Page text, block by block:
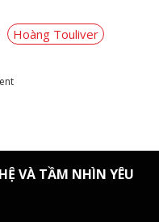
Hoàng Touliver
VÀ TẦM NHÌN YÊU